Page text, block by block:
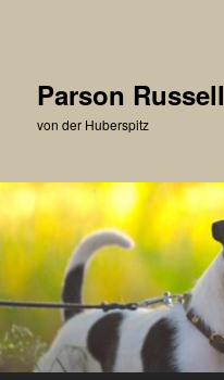
Parson
von der Huberspitz